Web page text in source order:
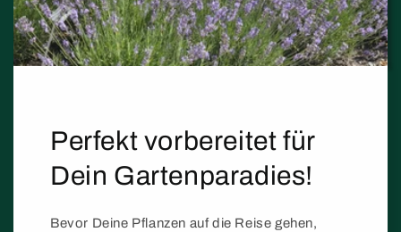
Perfekt vorbereitet für
Dein Gartenparadies!
Bevor Deine Pflanzen auf die Reise gehen,